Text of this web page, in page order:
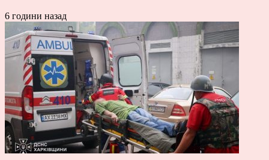
6 години назад